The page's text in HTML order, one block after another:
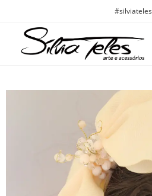
#silviateles